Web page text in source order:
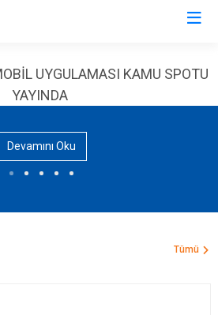
Devamını Oku
Tümü